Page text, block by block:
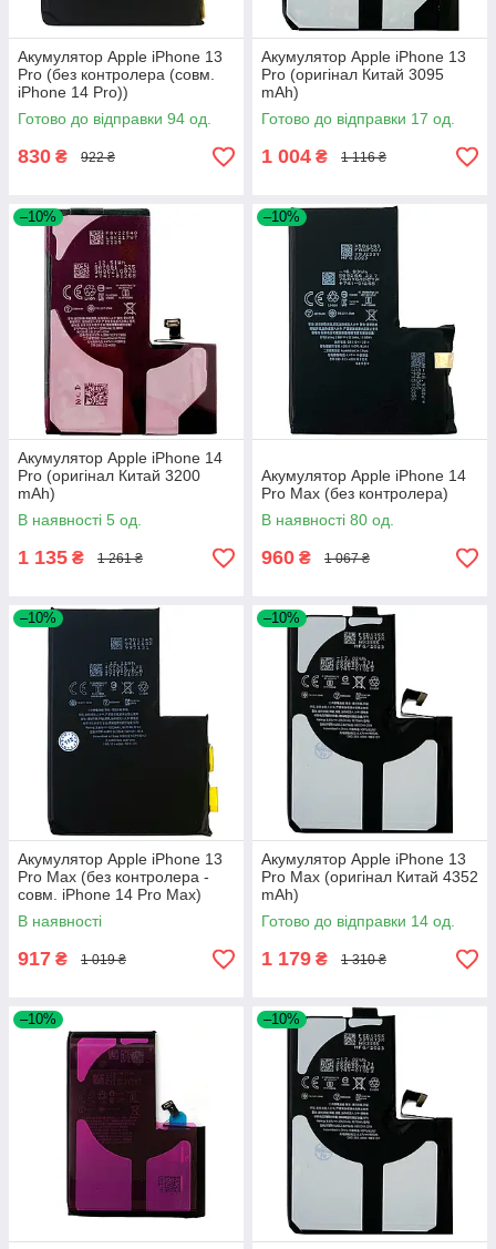
Акумулятор Apple iPhone 13
Pro (без контролера (совм.
iPhone 14 Pro))
Готово до відправки 94 од.
830 ₴ 922 ₴
Акумулятор Apple iPhone 13
Pro (оригінал Китай 3095
mAh)
Готово до відправки 17 од.
1 004 ₴ 1 116 ₴
–10%
Акумулятор Apple iPhone 14
Pro (оригінал Китай 3200
mAh)
В наявності 5 од.
1 135 ₴ 1 261 ₴
–10%
Акумулятор Apple iPhone 14
Pro Max (без контролера)
В наявності 80 од.
960 ₴ 1 067 ₴
–10%
Акумулятор Apple iPhone 13
Pro Max (без контролера -
совм. iPhone 14 Pro Max)
В наявності
917 ₴ 1 019 ₴
–10%
Акумулятор Apple iPhone 13
Pro Max (оригінал Китай 4352
mAh)
Готово до відправки 14 од.
1 179 ₴ 1 310 ₴
–10% –10%